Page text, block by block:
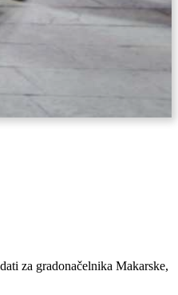
za gradonačelnika Makarske,